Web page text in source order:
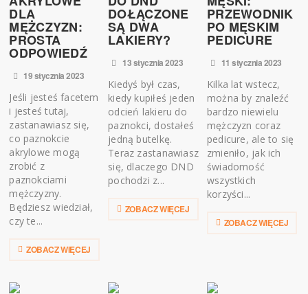
DLA
MĘŻCZYZN:
PROSTA
ODPOWIEDŹ
19 stycznia 2023
Jeśli jesteś facetem
i jesteś tutaj,
zastanawiasz się,
co paznokcie
akrylowe mogą
zrobić z
paznokciami
mężczyzny.
Będziesz wiedział,
czy te...
ZOBACZ WIĘCEJ
DOŁĄCZONE
SĄ DWA
LAKIERY?
13 stycznia 2023
Kiedyś był czas,
kiedy kupiłeś jeden
odcień lakieru do
paznokci, dostałeś
jedną butelkę.
Teraz zastanawiasz
się, dlaczego DND
pochodzi z...
ZOBACZ WIĘCEJ
PRZEWODNIK
PO MĘSKIM
PEDICURE
11 stycznia 2023
Kilka lat wstecz,
można by znaleźć
bardzo niewielu
mężczyzn coraz
pedicure, ale to się
zmieniło, jak ich
świadomość
wszystkich
korzyści...
ZOBACZ WIĘCEJ